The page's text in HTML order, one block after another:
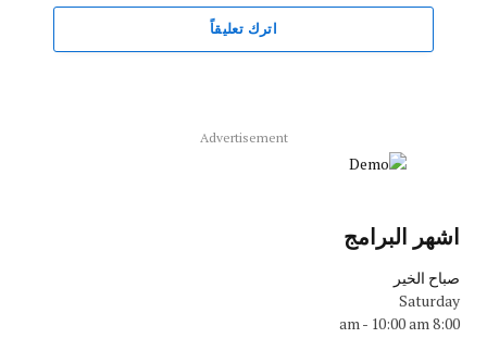
اترك تعليقاً
Advertisement
اشهر البرامج
صباح الخير
Saturday
8:00 am
- 10:00 am